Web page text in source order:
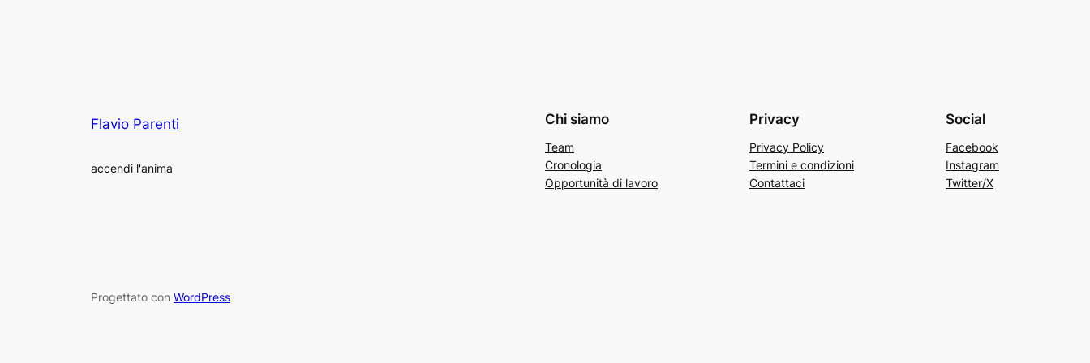
Flavio Parenti
accendi l'anima
Chi siamo
Team
Cronologia
Opportunità di lavoro
Privacy
Privacy Policy
Termini e condizioni
Contattaci
Social
Facebook
Instagram
Twitter/X
Progettato con WordPress